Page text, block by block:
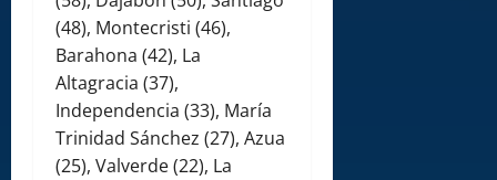
(48), Montecristi (46),
Barahona (42), La
Altagracia (37),
Independencia (33), María
Trinidad Sánchez (27), Azua
(25), Valverde (22), La